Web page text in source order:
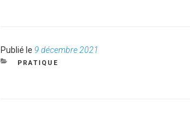
Publié le Publié
le
9 décembre 2021
CATÉGORIES
PRATIQUE